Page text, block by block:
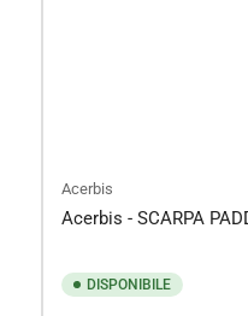
Acerbis
Acerbis - SCARPA
DISPONIBILE